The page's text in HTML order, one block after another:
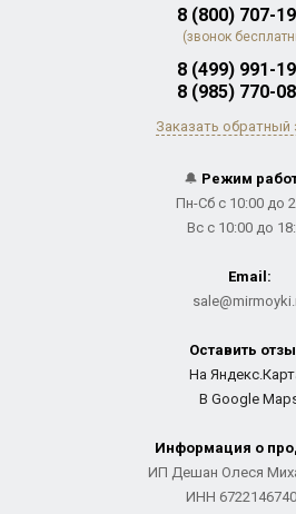
8 (800) 707-
(звонок
8 (499) 991-
8 (985) 770-
Заказать обратный
🔔 Режим
Пн-Сб с 10:00 до
Вс с 10:00 до
Email:
Оставить
На
В Google
Информация о
ИП Дешан Олеся
ИНН